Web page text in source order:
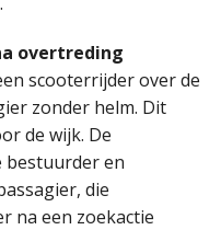
overtreding
scooterrijder over de
zonder helm. Dit
de wijk. De
bestuurder en
die
na een zoekactie